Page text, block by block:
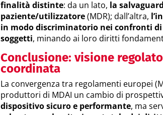
finalità distinte: da un lato, la
paziente/utilizzatore(MDR); dall’altra,
in modo discriminatorio nei confronti
soggetti, minando ai loro diritti
Conclusione: visione
coordinata
La convergenza tra regolamenti europei
produttori di MDAI un cambio di
dispositivo sicuro e performante, ma